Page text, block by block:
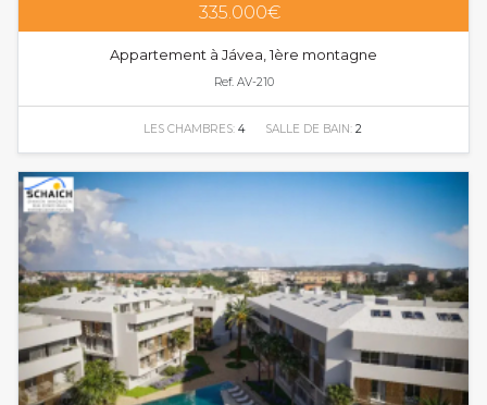
335.000€
Appartement à Jávea, 1ère montagne
Ref. AV-210
LES CHAMBRES: 4 SALLE DE BAIN: 2